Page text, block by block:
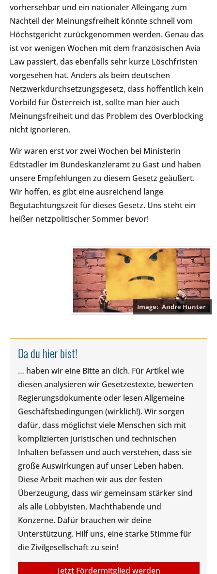
vorhersehbar und ein nationaler Alleingang zum
Nachteil der Meinungsfreiheit könnte schnell vom
Höchstgericht zurückgenommen werden. Genau das
ist vor wenigen Wochen mit dem französischen Avia
Law passiert, das ebenfalls sehr kurze Löschfristen
vorgesehen hat. Anders als beim deutschen
Netzwerkdurchsetzungsgesetz, dass hoffentlich kein
Vorbild für Österreich ist, sollte man hier auch
Meinungsfreiheit und das Problem des Overblocking
nicht ignorieren.
Wir waren erst vor zwei Wochen bei Ministerin
Edtstadler im Bundeskanzleramt zu Gast und haben
unsere Empfehlungen zu diesem Gesetz geäußert.
Wir hoffen, es gibt eine ausreichend lange
Begutachtungszeit für dieses Gesetz. Uns steht ein
heißer netzpolitischer Sommer bevor!
Andre Hunter
Da du hier bist!
… haben wir eine Bitte an dich. Für Artikel wie
diesen analysieren wir Gesetzestexte, bewerten
Regierungsdokumente oder lesen Allgemeine
Geschäftsbedingungen (wirklich!). Wir sorgen
dafür, dass möglichst viele Menschen sich mit
komplizierten juristischen und technischen
Inhalten befassen und auch verstehen, dass sie
große Auswirkungen auf unser Leben haben.
Diese Arbeit machen wir aus der festen
Überzeugung, dass wir gemeinsam stärker sind
als alle Lobbyisten, Machthabende und
Konzerne. Dafür brauchen wir deine
Unterstützung. Hilf uns, eine starke Stimme für
die Zivilgesellschaft zu sein!
Jetzt Fördermitglied werden